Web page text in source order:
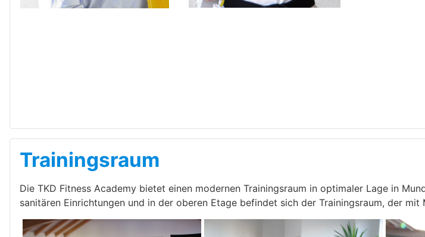
Trainingsraum
Die TKD Fitness Academy bietet einen modernen Trainingsraum in optimaler Lage in
sanitären Einrichtungen und in der oberen Etage befindet sich der Trainingsraum, der mit